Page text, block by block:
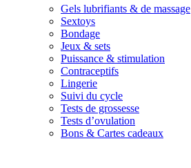
Gels lubrifiants & de massage
Sextoys
Bondage
Jeux & sets
Puissance & stimulation
Contraceptifs
Lingerie
Suivi du cycle
Tests de grossesse
Tests d’ovulation
Bons & Cartes cadeaux